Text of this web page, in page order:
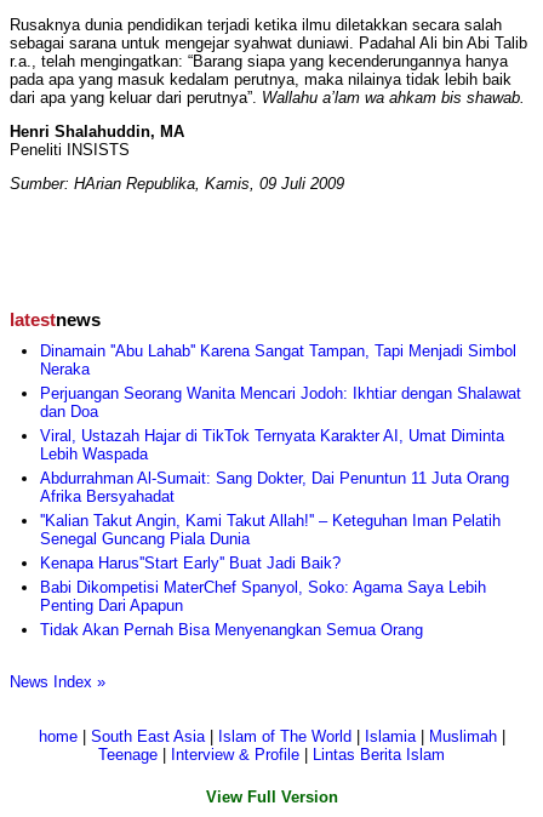
Rusaknya dunia pendidikan terjadi ketika ilmu diletakkan secara salah
sebagai sarana untuk mengejar syahwat duniawi. Padahal Ali bin Abi Talib
r.a., telah mengingatkan: “Barang siapa yang kecenderungannya hanya
pada apa yang masuk kedalam perutnya, maka nilainya tidak lebih baik
dari apa yang keluar dari perutnya”. Wallahu a’lam wa ahkam bis shawab.
Henri Shalahuddin, MA
Peneliti INSISTS
Sumber: HArian Republika, Kamis, 09 Juli 2009
latestnews
Dinamain ''Abu Lahab'' Karena Sangat Tampan, Tapi Menjadi Simbol
Neraka
Perjuangan Seorang Wanita Mencari Jodoh: Ikhtiar dengan Shalawat
dan Doa
Viral, Ustazah Hajar di TikTok Ternyata Karakter AI, Umat Diminta
Lebih Waspada
Abdurrahman Al-Sumait: Sang Dokter, Dai Penuntun 11 Juta Orang
Afrika Bersyahadat
''Kalian Takut Angin, Kami Takut Allah!'' – Keteguhan Iman Pelatih
Senegal Guncang Piala Dunia
Kenapa Harus''Start Early'' Buat Jadi Baik?
Babi Dikompetisi MaterChef Spanyol, Soko: Agama Saya Lebih
Penting Dari Apapun
Tidak Akan Pernah Bisa Menyenangkan Semua Orang
News Index »
home| South East Asia| Islam of The World Islamia| Muslimah|
Teenage
Interview & Profile Lintas Berita Islam
View Full Version